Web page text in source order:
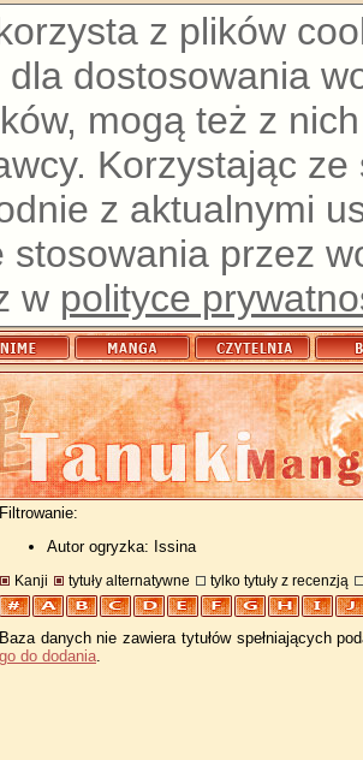
z plików
dla dostosowania
mogą też z
Korzystając
z aktualnymi
stosowania przez
w polityce
Filtrowanie:
Autor ogryzka: Issina
Kanji tytuły alternatywne tylko tytuły z recenzją
Baza danych nie zawiera tytułów spełniających
go do dodania.